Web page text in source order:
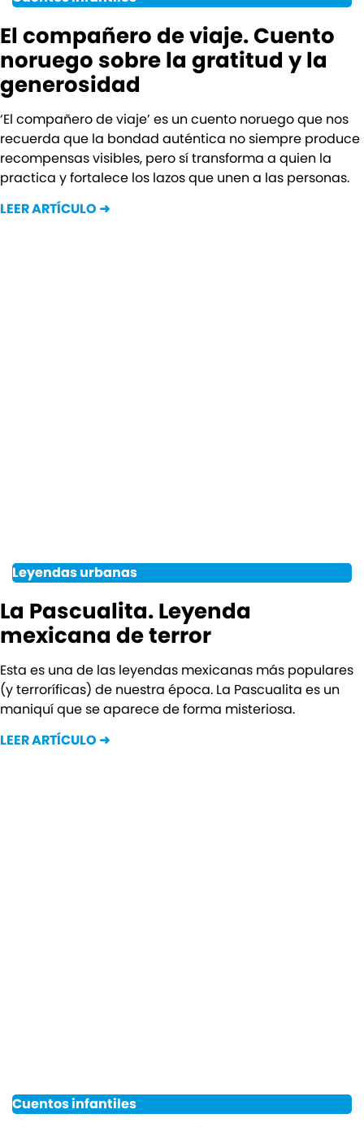
El compañero de viaje. Cuento
noruego sobre la gratitud y la
generosidad
‘El compañero de viaje’ es un cuento noruego que nos
recuerda que la bondad auténtica no siempre produce
recompensas visibles, pero sí transforma a quien la
practica y fortalece los lazos que unen a las personas.
LEER ARTÍCULO ➜
Leyendas urbanas
La Pascualita. Leyenda
mexicana de terror
Esta es una de las leyendas mexicanas más populares
(y terroríficas) de nuestra época. La Pascualita es un
maniquí que se aparece de forma misteriosa.
LEER ARTÍCULO ➜
Cuentos infantiles